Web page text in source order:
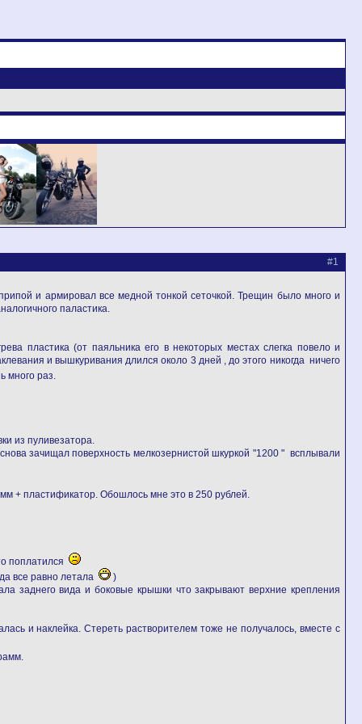
#1
и армировал все медной тонкой сеточкой. Трещин было много и
паластика.
пластика (от паяльника его в некоторых местах слегка повело и
и вышкуривания длился около 3 дней , до этого никогда ничего
много раз.
из пуливезатора.
зачищал поверхность мелкозернистой шкуркой "1200 " всплывали
+ пластификатор. Обошлось мне это в 250 рублей.
поплатился
все равно летала
)
заднего вида и боковые крышки что закрывают верхние крепления
и наклейка. Стереть растворителем тоже не получалось, вместе с